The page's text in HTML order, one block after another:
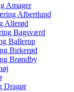
Amager
Albertlund
Allerød
Bagsværd
Ballerup
Birkerød
Brøndby
Dragør